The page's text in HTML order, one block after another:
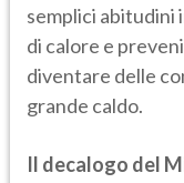
semplici abitudini
di calore e
diventare delle
grande caldo.
Il decalogo del